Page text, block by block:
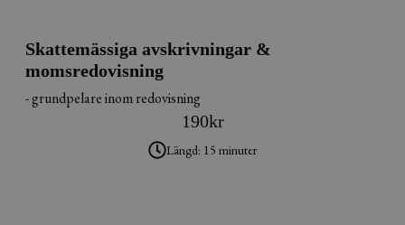
Skattemässiga avskrivningar &
momsredovisning
- grundpelare inom redovisning
190kr
Längd: 15 minuter